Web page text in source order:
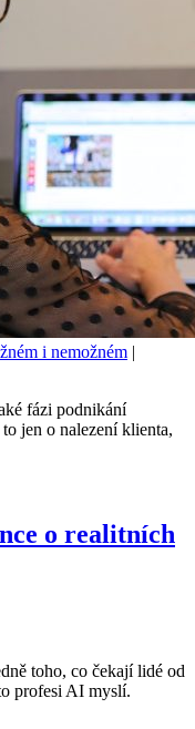
i nemožném |
fázi podnikání
jen o nalezení klienta,
o realitních
toho, co čekají lidé od
profesi AI myslí.